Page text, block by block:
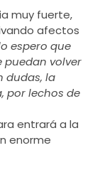
muy fuerte,
afectos
espero que
puedan volver
dudas, la
por lechos de
entrará a la
enorme